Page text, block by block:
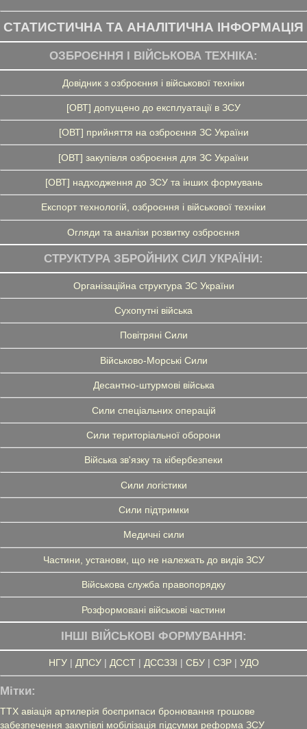
СТАТИСТИЧНА ТА АНАЛІТИЧНА ІНФОРМАЦІЯ
ОЗБРОЄННЯ І ВІЙСЬКОВА ТЕХНІКА:
Довідник з озброєння і військової техніки
[ОВТ] допущено до експлуатації в ЗСУ
[ОВТ] прийняття на озброєння ЗС України
[ОВТ] закупівля озброєння для ЗС України
[ОВТ] надходження до ЗСУ та інших формувань
Експорт технологій, озброєння і військової техніки
Огляди та аналізи розвитку озброєння
СТРУКТУРА ЗБРОЙНИХ СИЛ УКРАЇНИ:
Організаційна структура ЗС України
Сухопутні війська
Повітряні Сили
Військово-Морські Сили
Десантно-штурмові війська
Сили спеціальних операцій
Сили територіальної оборони
Війська зв'язку та кібербезпеки
Сили логістики
Сили підтримки
Медичні сили
Частини, установи, що не належать до видів ЗСУ
Військова служба правопорядку
Розформовані військові частини
ІНШІ ВІЙСЬКОВІ ФОРМУВАННЯ:
НГУ| ДПСУ| ДССТ| ДССЗЗІ | СБУ| СЗР| УДО
Мітки:
ТТХ авіація артилерія боєприпаси бронювання грошове
забезпечення закупівлі мобілізація підсумки реформа ЗСУ